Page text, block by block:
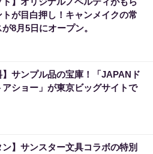
トが目白押し！キャンメイクの常
8月5日にオープン。
】サンプル品の宝庫！「JAPANド
アショー」が東京ビッグサイトで
ン】サンスター文具コラボの特別